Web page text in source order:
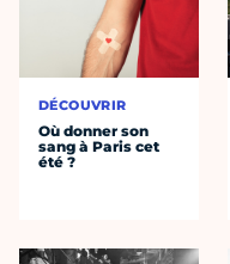
DÉCOUVRIR
Où donner son
sang à Paris cet
été ?